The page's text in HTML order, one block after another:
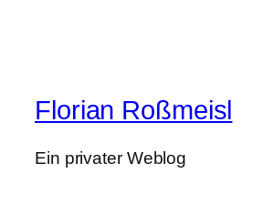
Florian Roßmeisl
Ein privater Weblog